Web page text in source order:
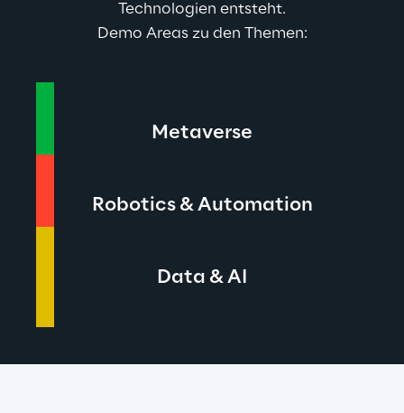
Technologien entsteht.
Demo Areas zu den Themen:
Metaverse
Robotics & Automation
Data & AI